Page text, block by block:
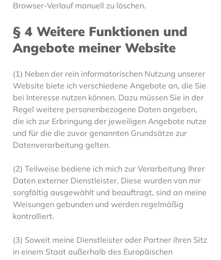
Browser-Verlauf manuell zu löschen.
§ 4 Weitere Funktionen und
Angebote meiner Website
(1) Neben der rein informatorischen Nutzung unserer
Website biete ich verschiedene Angebote an, die Sie
bei Interesse nutzen können. Dazu müssen Sie in der
Regel weitere personenbezogene Daten angeben,
die ich zur Erbringung der jeweiligen Angebote nutze
und für die die zuvor genannten Grundsätze zur
Datenverarbeitung gelten.
(2) Teilweise bediene ich mich zur Verarbeitung Ihrer
Daten externer Dienstleister. Diese wurden von mir
sorgfältig ausgewählt und beauftragt, sind an meine
Weisungen gebunden und werden regelmäßig
kontrolliert.
(3) Soweit meine Dienstleister oder Partner ihren Sitz
in einem Staat außerhalb des Europäischen